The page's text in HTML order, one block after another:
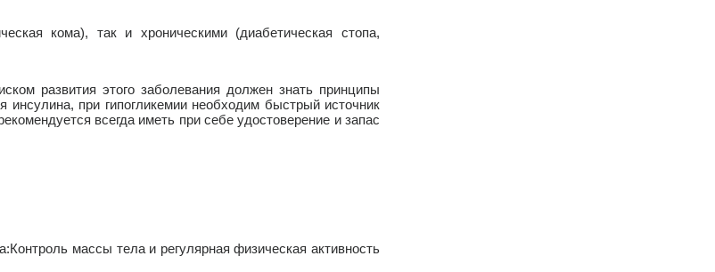
кома), так и хроническими (диабетическая стопа,
развития этого заболевания должен знать принципы
инсулина, при гипогликемии необходим быстрый источник
всегда иметь при себе удостоверение и запас
Контроль массы тела и регулярная физическая активность